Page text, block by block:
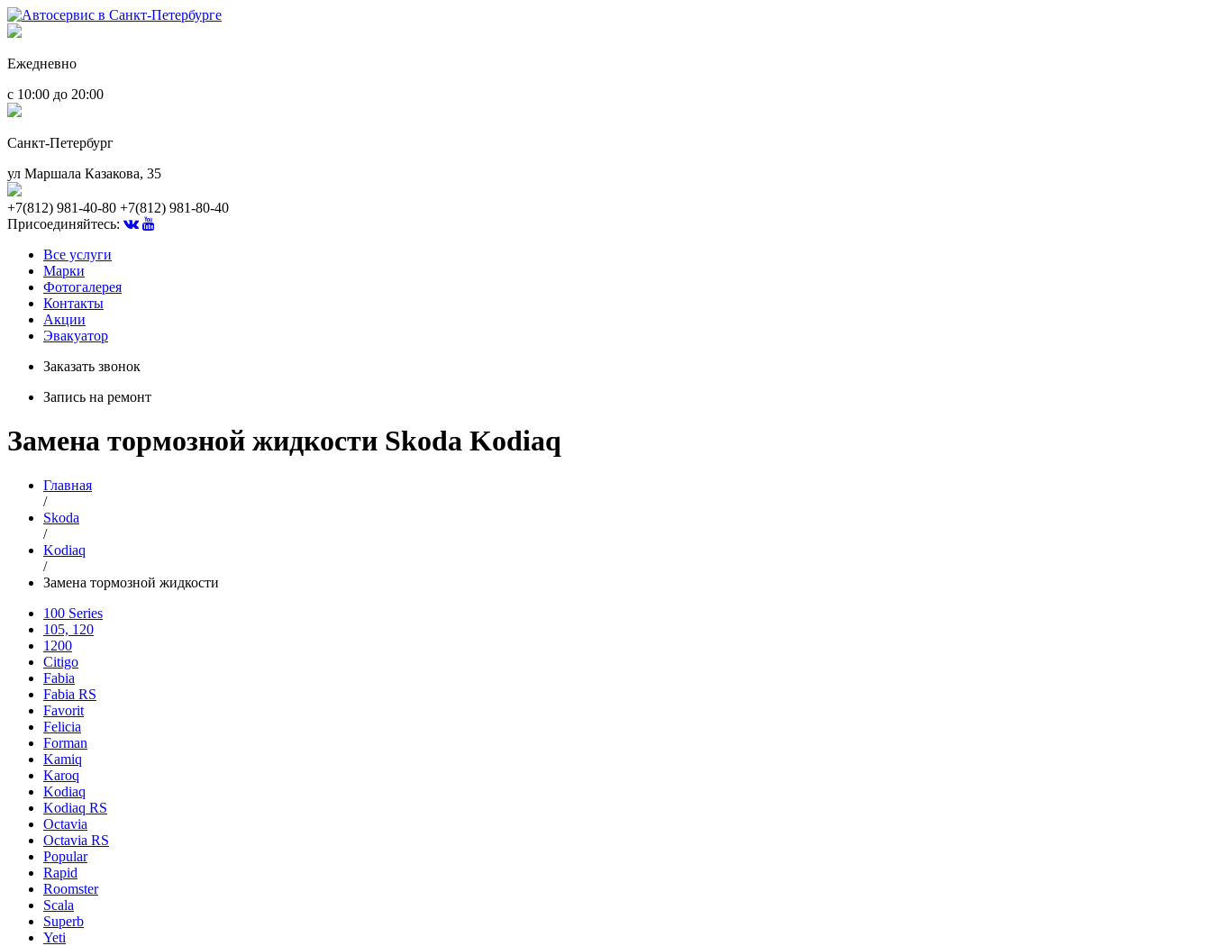
Ежедневно
с 10:00 до 20:00
Санкт-Петербург
ул Маршала Казакова, 35
+7(812) 981-40-80 +7(812) 981-80-40
Присоединяйтесь:
Все услуги
Марки
Фотогалерея
Контакты
Акции
Эвакуатор
Заказать звонок
Запись на ремонт
Замена тормозной жидкости Skoda Kodiaq
Главная
/
Skoda
/
Kodiaq
/
Замена тормозной жидкости
100 Series
105, 120
1200
Citigo
Fabia
Fabia RS
Favorit
Felicia
Forman
Kamiq
Karoq
Kodiaq
Kodiaq RS
Octavia
Octavia RS
Popular
Rapid
Roomster
Scala
Superb
Yeti